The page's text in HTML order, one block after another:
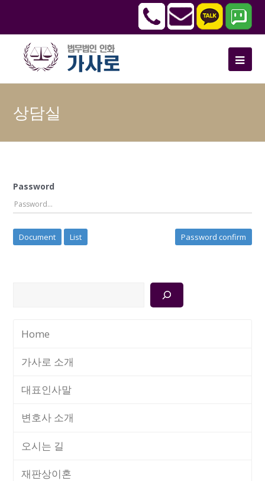
상담실
Password
Document List Password confirm
Home
가사로 소개
대표인사말
변호사 소개
오시는 길
재판상이혼